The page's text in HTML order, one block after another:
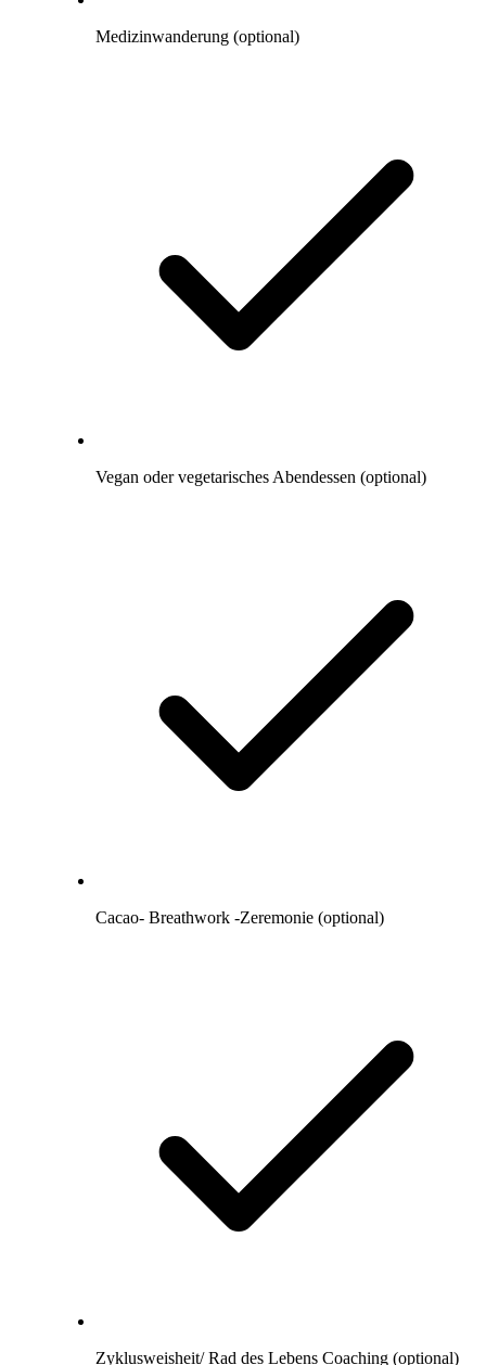
Medizinwanderung (optional)
Vegan oder vegetarisches Abendessen (optional)
Cacao- Breathwork -Zeremonie (optional)
Zyklusweisheit/ Rad des Lebens Coaching (optional)